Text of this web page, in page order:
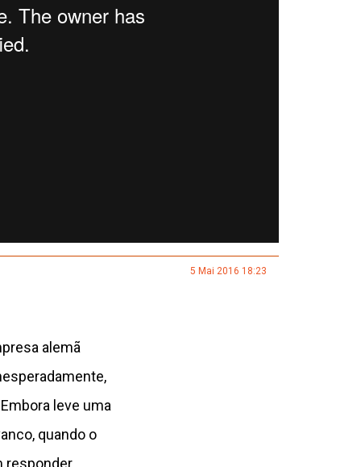
5 Mai 2016 18:23
alemã
leve uma
quando o
responder